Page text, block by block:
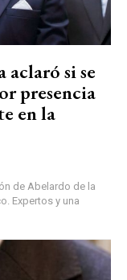
si se
presencia
en la
de Abelardo de la
Expertos y una